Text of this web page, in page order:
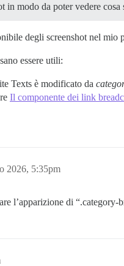
in modo da poter vedere cosa
degli screenshot nel mio
essere utili:
Texts è modificato da
Il componente dei link
2026, 5:35pm
l’apparizione di “.category-